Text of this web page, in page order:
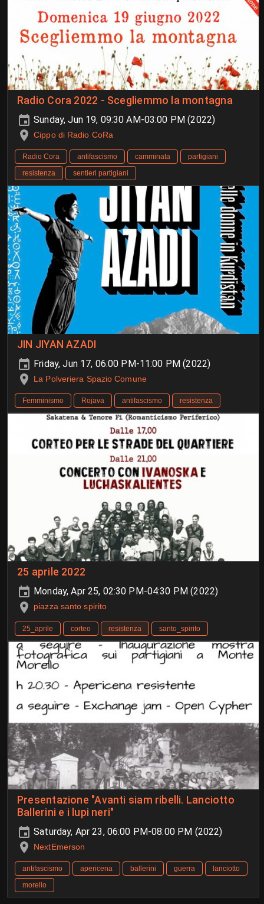
Radio Cora 2022 - Scegliemmo la montagna
Sunday, Jun 19, 09:30 AM-03:00 PM (2022)
Cippo di Radio CoRa
Radio Cora antifascismo camminata
partigiani
resistenza
sentieri partigiani
JIN JIYAN AZADI
Friday, Jun 17, 06:00 PM-11:00 PM (2022)
La Polveriera Spazio Comune
Femminismo Rojava antifascismo resistenza
25 aprile 2022
Monday, Apr 25, 02:30 PM-04:30 PM (2022)
piazza santo spirito
25_aprile corteo resistenza santo_spirito
Presentazione "Avanti siam ribelli. Lanciotto
Ballerini e i lupi neri"
Saturday, Apr 23, 06:00 PM-08:00 PM (2022)
NextEmerson
antifascismo apericena ballerini guerra
lanciotto
morello